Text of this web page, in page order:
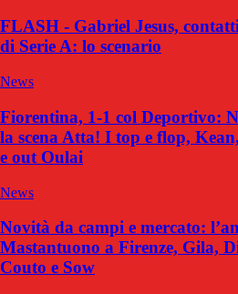
FLASH - Gabriel Jesus,
di Serie A: lo scenario
News
Fiorentina, 1-1 col Deportivo:
la scena Atta! I top e flop,
e out Oulai
News
Novità da campi e mercato:
Mastantuono a Firenze, Gila,
Couto e Sow